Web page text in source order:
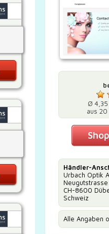
Ø
aus
Händler-
Urbach Optik
CH-8600
Schweiz
Alle Angaben